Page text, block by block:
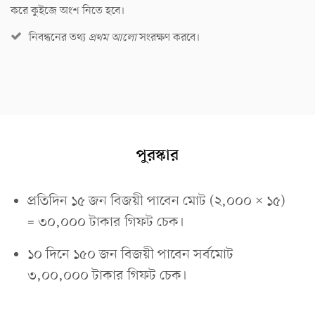
করে কুইজে অংশ নিতে হবে।
নিবন্ধনের তথ্য প্রথম আলোসংরক্ষণ করবে।
পুরস্কার
প্রতিদিন ১৫ জন বিজয়ী পাবেন মোট (২,০০০ × ১৫)
= ৩০,০০০ টাকার গিফট চেক।
১০ দিনে ১৫০ জন বিজয়ী পাবেন সর্বমোট
৩,০০,০০০ টাকার গিফট চেক।